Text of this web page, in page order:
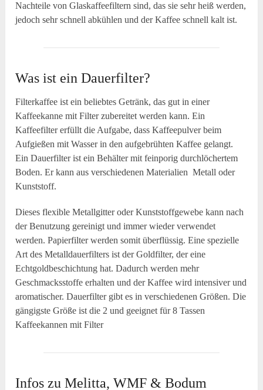
Nachteile von Glaskaffeefiltern sind, das sie sehr heiß werden,
jedoch sehr schnell abkühlen und der Kaffee schnell kalt ist.
Was ist ein Dauerfilter?
Filterkaffee ist ein beliebtes Getränk, das gut in einer
Kaffeekanne mit Filter zubereitet werden kann. Ein
Kaffeefilter erfüllt die Aufgabe, dass Kaffeepulver beim
Aufgießen mit Wasser in den aufgebrühten Kaffee gelangt.
Ein Dauerfilter ist ein Behälter mit feinporig durchlöchertem
Boden. Er kann aus verschiedenen Materialien Metall oder
Kunststoff.
Dieses flexible Metallgitter oder Kunststoffgewebe kann nach
der Benutzung gereinigt und immer wieder verwendet
werden. Papierfilter werden somit überflüssig. Eine spezielle
Art des Metalldauerfilters ist der Goldfilter, der eine
Echtgoldbeschichtung hat. Dadurch werden mehr
Geschmacksstoffe erhalten und der Kaffee wird intensiver und
aromatischer. Dauerfilter gibt es in verschiedenen Größen. Die
gängigste Größe ist die 2 und geeignet für 8 Tassen
Kaffeekannen mit Filter
Infos zu Melitta, WMF & Bodum